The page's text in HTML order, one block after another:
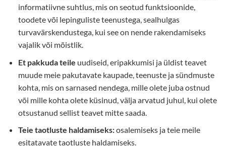
informatiivne suhtlus, mis on seotud funktsioonide,
toodete või lepinguliste teenustega, sealhulgas
turvavärskendustega, kui see on nende rakendamiseks
vajalik või mõistlik.
Et pakkuda teile uudiseid, eripakkumisi ja üldist teavet
muude meie pakutavate kaupade, teenuste ja sündmuste
kohta, mis on sarnased nendega, mille olete juba ostnud
või mille kohta olete küsinud, välja arvatud juhul, kui olete
otsustanud sellist teavet mitte saada.
Teie taotluste haldamiseks:osalemiseks ja teie meile
esitatavate taotluste haldamiseks.